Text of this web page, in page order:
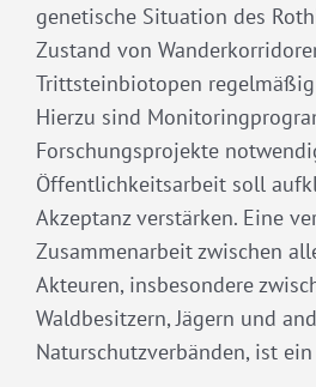
genetische Situation des
Zustand von
Trittsteinbiotopen
Hierzu sind
Forschungsprojekte
Öffentlichkeitsarbeit soll
Akzeptanz verstärken. Eine
Zusammenarbeit zwischen
Akteuren, insbesondere
Waldbesitzern, Jägern und
Naturschutzverbänden, ist